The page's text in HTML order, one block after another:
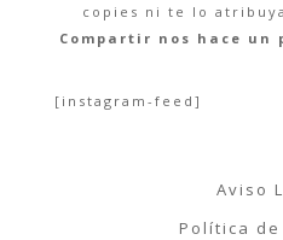
copies ni te lo
Compartir nos hace un
[instagram-feed]
Aviso
Política de